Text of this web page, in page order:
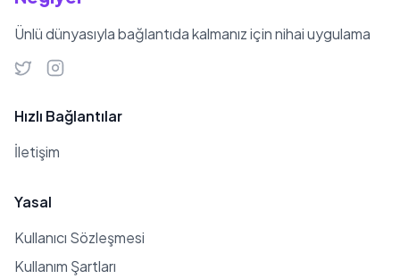
Ünlü dünyasıyla bağlantıda kalmanız için nihai uygulama
Hızlı Bağlantılar
İletişim
Yasal
Kullanıcı Sözleşmesi
Kullanım Şartları